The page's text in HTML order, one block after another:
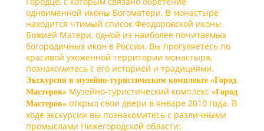
одноимённой иконы Богоматери. В монастыре
находится чтимый список Феодоровской иконы
Божией Матери, одной из наиболее почитаемых
богородичных икон в России. Вы прогуляетесь по
красивой ухоженной территории монастыря,
познакомитесь с его историей и традициями.
Экскурсия в музейно-туристическом комплексе «Город
Мастеров» Музейно-туристический комплекс «Город
Мастеров» открыл свои двери в январе 2010 года. В
ходе экскурсии вы познакомитесь с различными
промыслами Нижегородской области: